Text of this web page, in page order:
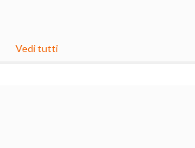
Vedi tutti